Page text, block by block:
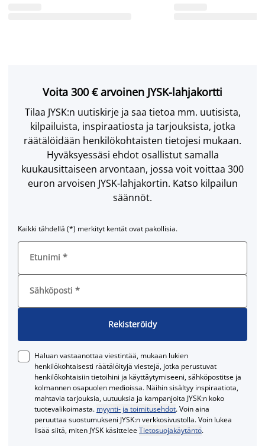
Voita 300 € arvoinen JYSK-lahjakortti
Tilaa JYSK:n uutiskirje ja saa tietoa mm. uutisista,
kilpailuista, inspiraatiosta ja tarjouksista, jotka
räätälöidään henkilökohtaisten tietojesi mukaan.
Hyväksyessäsi ehdot osallistut samalla
kuukausittaiseen arvontaan, jossa voit voittaa 300
euron arvoisen JYSK-lahjakortin. Katso kilpailun
säännöt.
Kaikki tähdellä (*) merkityt kentät ovat pakollisia.
Etunimi *
Sähköposti *
Rekisteröidy
Haluan vastaanottaa viestintää, mukaan lukien
henkilökohtaisesti räätälöityjä viestejä, jotka perustuvat
henkilökohtaisiin tietoihini ja käyttäytymiseeni, sähköpostitse ja
kolmannen osapuolen medioissa. Näihin sisältyy inspiraatiota,
mahtavia tarjouksia, uutuuksia ja kampanjoita JYSK:n koko
tuotevalikoimasta. myynti- ja toimitusehdot. Voin aina
peruuttaa suostumukseni JYSK:n verkkosivustolla. Voin lukea
lisää siitä, miten JYSK käsitteleeTietosuojakäytäntö.